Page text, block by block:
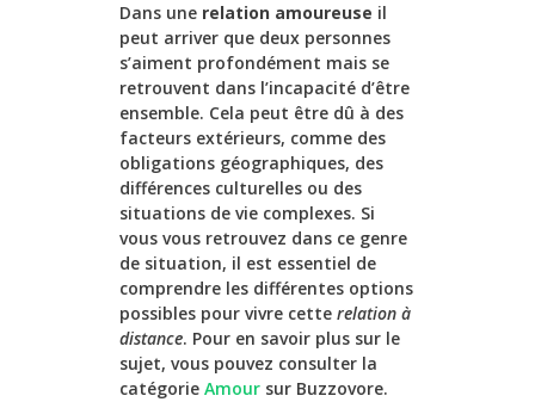
Dans une relation amoureuse il
peut arriver que deux personnes
s’aiment profondément mais se
retrouvent dans l’incapacité d’être
ensemble. Cela peut être dû à des
facteurs extérieurs, comme des
obligations géographiques, des
différences culturelles ou des
situations de vie complexes. Si
vous vous retrouvez dans ce genre
de situation, il est essentiel de
comprendre les différentes options
possibles pour vivre cette relation à
distance. Pour en savoir plus sur le
sujet, vous pouvez consulter la
catégorie Amour sur Buzzovore.